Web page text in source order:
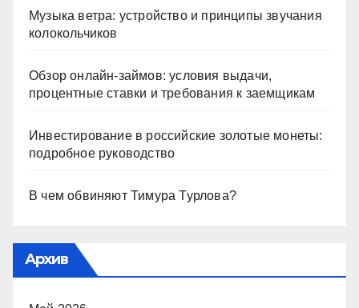
Музыка ветра: устройство и принципы звучания
колокольчиков
Обзор онлайн-займов: условия выдачи,
процентные ставки и требования к заемщикам
Инвестирование в российские золотые монеты:
подробное руководство
В чем обвиняют Тимура Турлова?
Архив